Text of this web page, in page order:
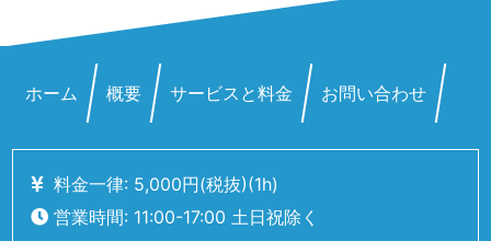
ホーム 概要 サービスと料金 お問い合わせ
料金一律: 5,000円(税抜)(1h)
営業時間: 11:00-17:00 土日祝除く